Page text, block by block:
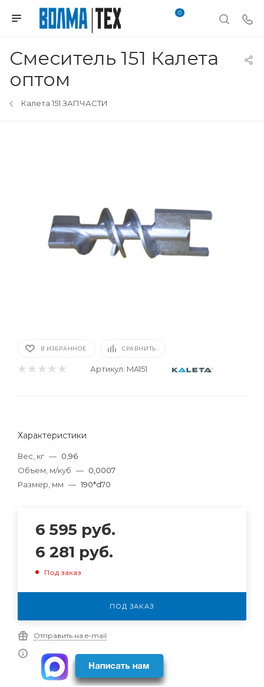
0
Смеситель 151 Калета
оптом
Калета 151 ЗАПЧАСТИ
В ИЗБРАННОЕ СРАВНИТЬ
Артикул: MA151
Характеристики
Вес, кг — 0,96
Объем, м/куб — 0,0007
Размер, мм — 190*d70
6 595 руб.
6 281 руб.
Под заказ
ПОД ЗАКАЗ
Отправить на e-mail